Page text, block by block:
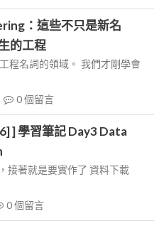
：這些不只是新名
的工程
程名詞的領域。 我們才剛學會
0個留言
] 學習筆記 Day3 Data
接著就是要實作了 資料下載
0個留言